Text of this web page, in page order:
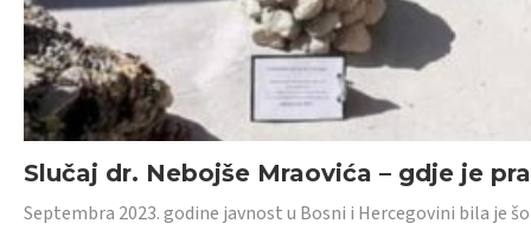
Slučaj dr. Nebojše Mraovića – gdje je
Septembra 2023. godine javnost u Bosni i Hercegovini bila je